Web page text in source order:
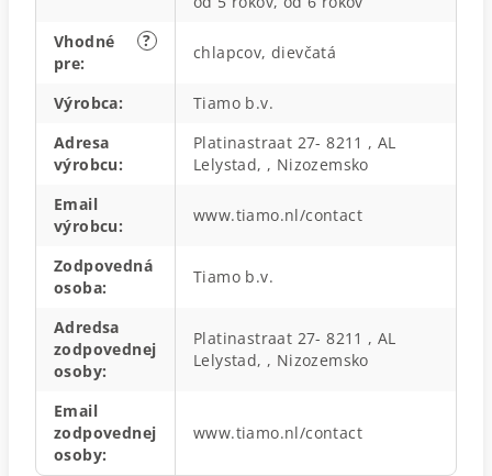
?
Vhodné
pre:
chlapcov, dievčatá
Výrobca:
Tiamo b.v.
Adresa
výrobcu:
Platinastraat 27- 8211 , AL
Lelystad, , Nizozemsko
Email
výrobcu:
www.tiamo.nl/contact
Zodpovedná
osoba:
Tiamo b.v.
Adredsa
zodpovednej
osoby:
Platinastraat 27- 8211 , AL
Lelystad, , Nizozemsko
Email
zodpovednej
osoby:
www.tiamo.nl/contact